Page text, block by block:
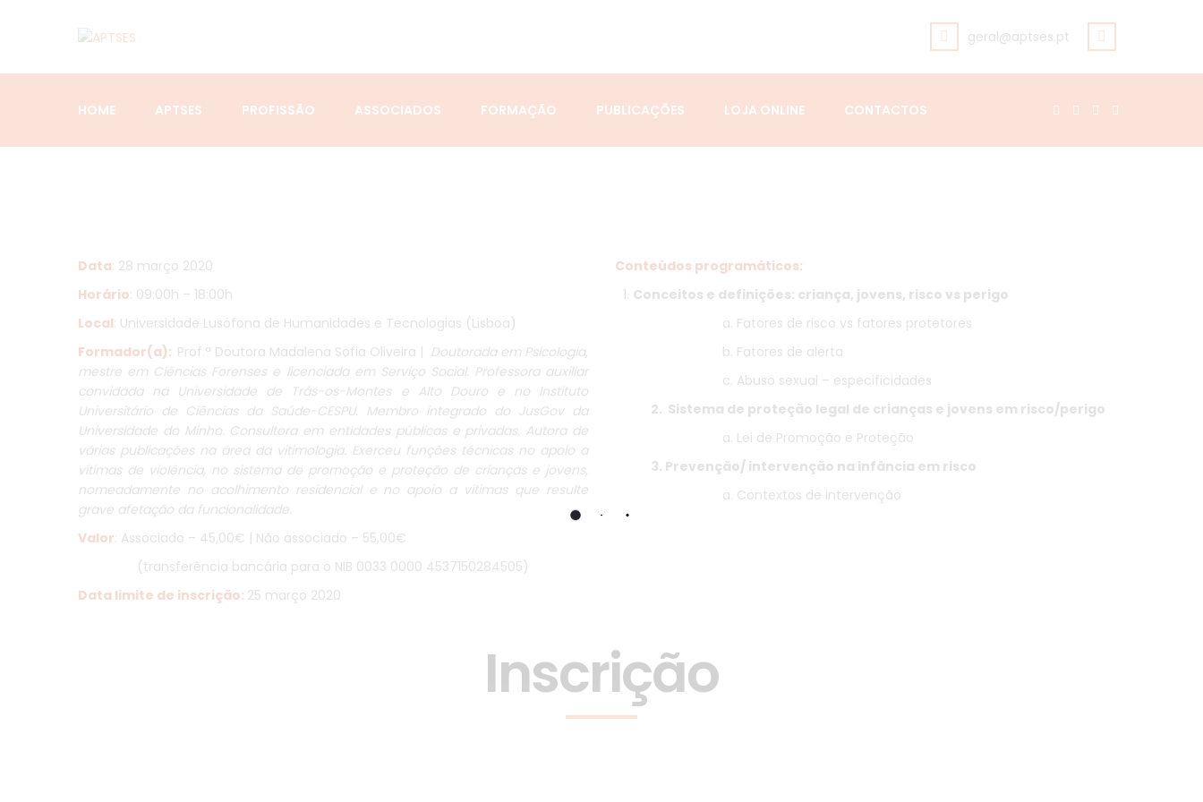
geral@aptses.pt
HOME APTSES PROFISSÃO ASSOCIADOS FORMAÇÃO PUBLICAÇÕES LOJA ONLINE CONTACTOS
Data: 28 março 2020
Horário: 09:00h – 18:00h
Local: Universidade Lusófona de Humanidades e Tecnologias (Lisboa)
Formador(a): Prof.ª Doutora Madalena Sofia Oliveira | Doutorada em Psicologia,
mestre em Ciências Forenses e licenciada em Serviço Social. Professora auxiliar
convidada na Universidade de Trás-os-Montes e Alto Douro e no Instituto
Universitário de Ciências da Saúde-CESPU. Membro integrado do JusGov da
Universidade do Minho. Consultora em entidades públicas e privadas. Autora de
várias publicações na área da vitimologia. Exerceu funções técnicas no apoio a
vítimas de violência, no sistema de promoção e proteção de crianças e jovens,
nomeadamente no acolhimento residencial e no apoio a vítimas que resulte
grave afetação da funcionalidade.
Valor: Associado – 45,00€ | Não associado – 55,00€
(transferência bancária para o NIB 0033 0000 4537150284505)
Data limite de inscrição: 25 março 2020
Conteúdos programáticos:
Conceitos e definições: criança, jovens, risco vs perigo
a. Fatores de risco vs fatores protetores
b. Fatores de alerta
c. Abuso sexual – especificidades
2. Sistema de proteção legal de crianças e jovens em risco/perigo
a. Lei de Promoção e Proteção
3. Prevenção/ intervenção na infância em risco
a. Contextos de intervenção
Inscrição